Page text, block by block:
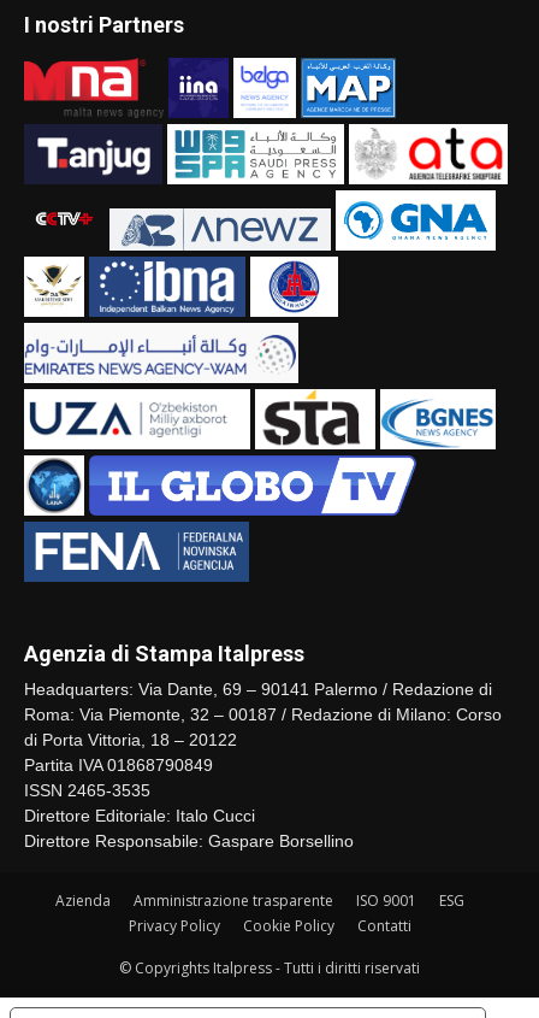
I nostri Partners
Agenzia di Stampa Italpress
Headquarters: Via Dante, 69 – 90141 Palermo / Redazione di
Roma: Via Piemonte, 32 – 00187 / Redazione di Milano: Corso
di Porta Vittoria, 18 – 20122
Partita IVA 01868790849
ISSN 2465-3535
Direttore Editoriale: Italo Cucci
Direttore Responsabile: Gaspare Borsellino
Azienda Amministrazione trasparente ISO 9001
ESG
Privacy Policy
Cookie Policy Contatti
© Copyrights Italpress - Tutti i diritti riservati